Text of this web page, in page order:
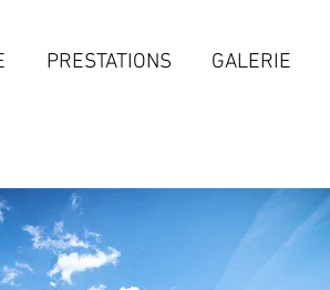
PRESTATIONS GALERIE